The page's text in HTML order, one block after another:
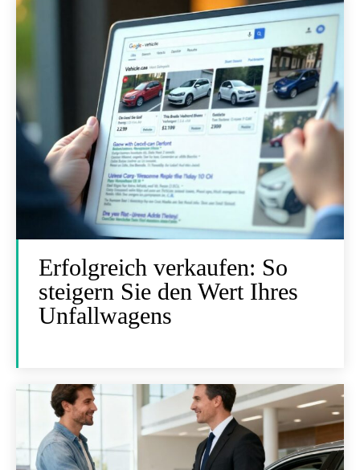
Erfolgreich verkaufen: So
steigern Sie den Wert Ihres
Unfallwagens